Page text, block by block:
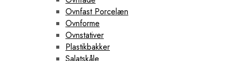
Ovnfast Porcelæn
Ovnforme
Ovnstativer
Plastikbakker
Salatskåle